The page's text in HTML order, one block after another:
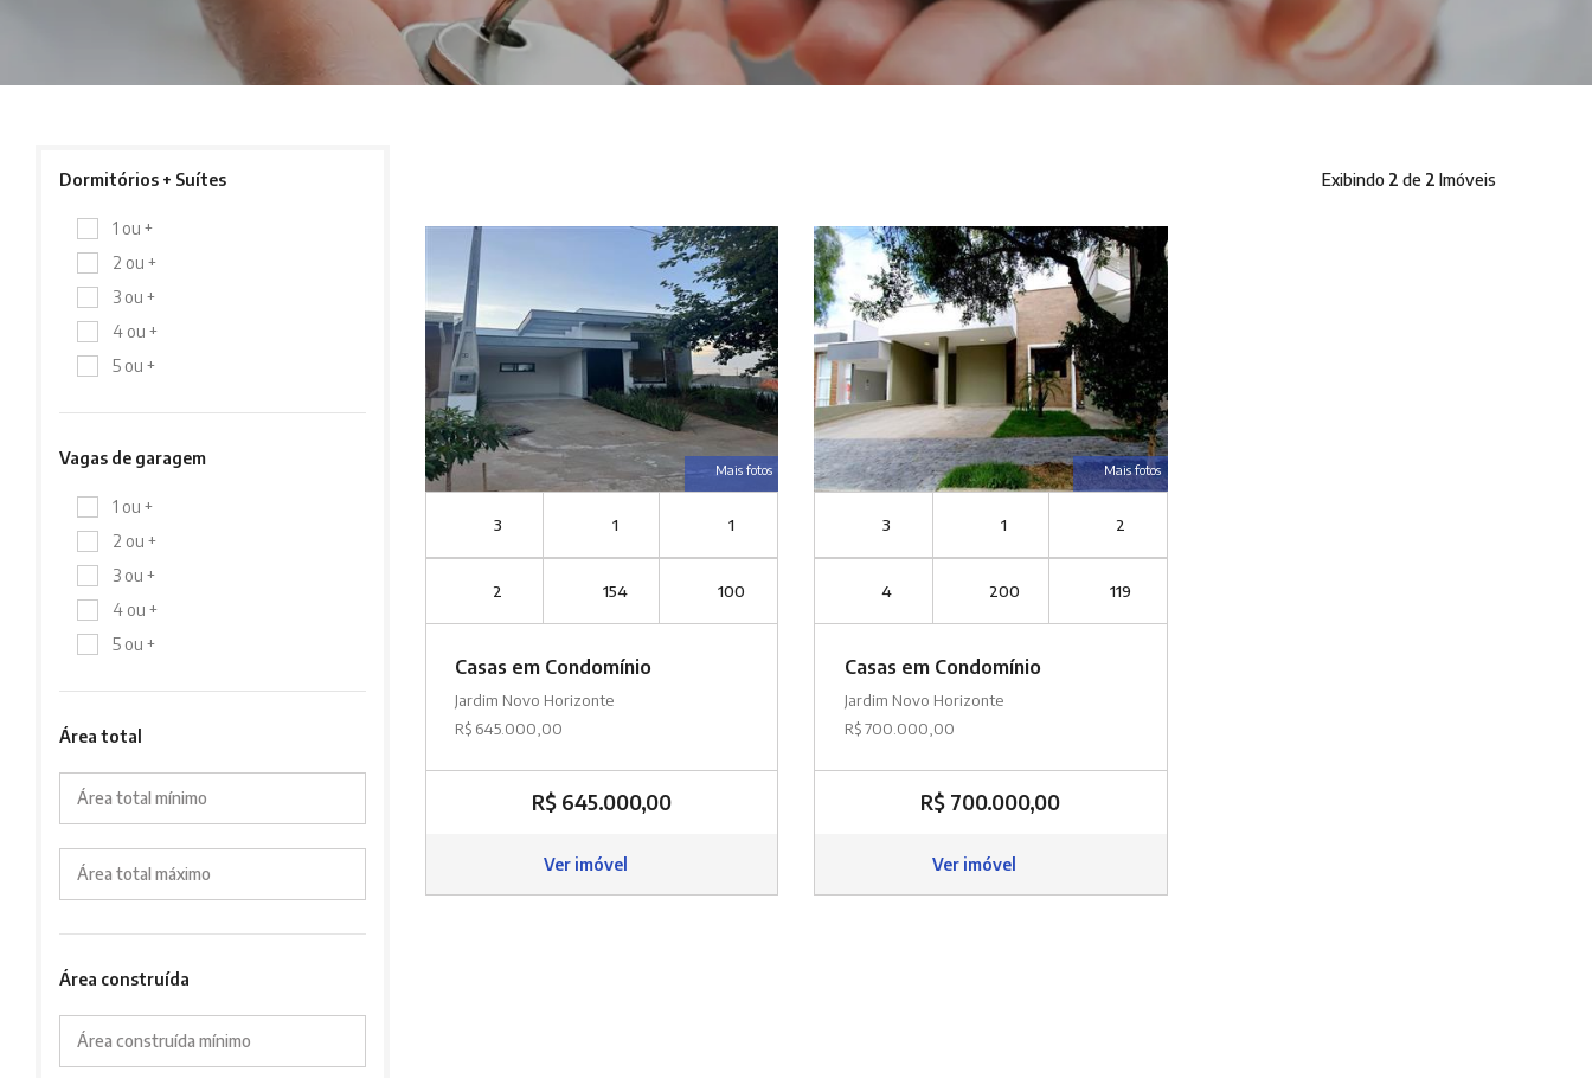
Exibindo 2 de 2 Imóveis
Mais fotos
3 1 1
2 154 100
Casas em Condomínio
Jardim Novo Horizonte
R$ 645.000,00
R$ 645.000,00
Ver imóvel
Mais fotos
3 1 2
4 200 119
Casas em Condomínio
Jardim Novo Horizonte
R$ 700.000,00
R$ 700.000,00
Ver imóvel
Dormitórios + Suítes
1 ou +
2 ou +
3 ou +
4 ou +
5 ou +
Vagas de garagem
1 ou +
2 ou +
3 ou +
4 ou +
5 ou +
Área total
Área total mínimo
Área total máximo
Área construída
Área construída mínimo